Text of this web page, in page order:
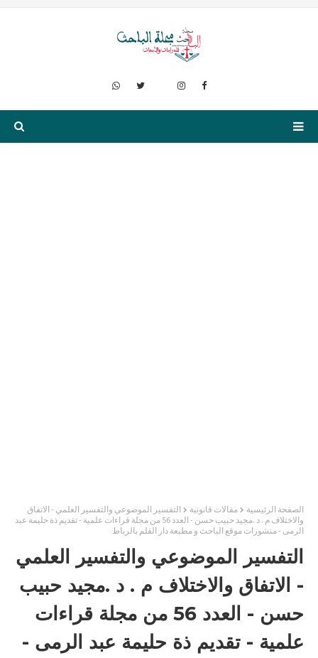
الصفحة الرئيسية مقالات قانونية
التفسير الموضوعي والتفسير العلمي - الاتفاق
والاختلاف م . د .مجيد حبيب حسن - العدد 56 من مجلة قراءات علمية - تقديم ذة حليمة عبد
الرمى - منشورات موقع الباحث و مطبعة دار القلم بالرباط
التفسير الموضوعي والتفسير العلمي
- الاتفاق والاختلاف م . د .مجيد حبيب
حسن - العدد 56 من مجلة قراءات
علمية - تقديم ذة حليمة عبد الرمى -